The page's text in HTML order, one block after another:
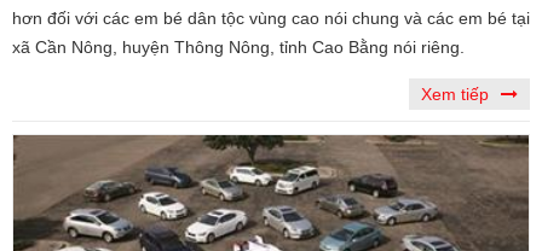
hơn đối với các em bé dân tộc vùng cao nói chung và các em bé tại
xã Cần Nông, huyện Thông Nông, tỉnh Cao Bằng nói riêng.
Xem tiếp